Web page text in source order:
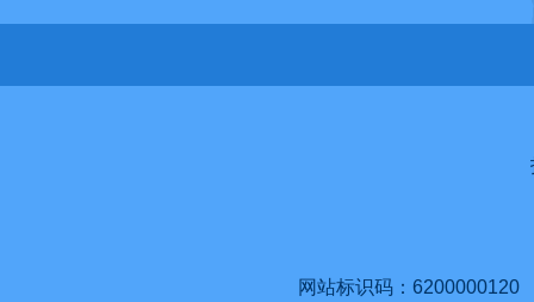
网站标识码：6200000120